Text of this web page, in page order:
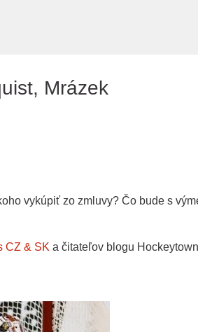
Mrázek
vykúpiť zo zmluvy? Čo bude s
CZ & SK a čitateľov blogu Hockeytown